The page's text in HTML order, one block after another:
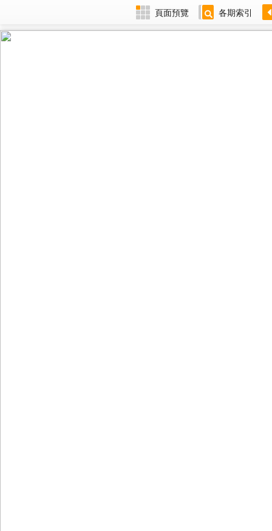
頁面預覽 各期索引